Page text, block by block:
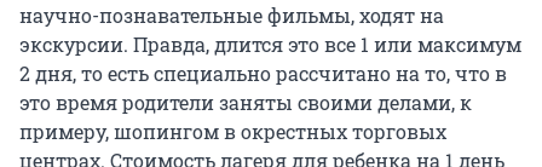
научно-познавательные фильмы, ходят на
экскурсии. Правда, длится это все 1 или максимум
2 дня, то есть специально рассчитано на то, что в
это время родители заняты своими делами, к
примеру, шопингом в окрестных торговых
центрах. Стоимость лагеря для ребенка на 1 день